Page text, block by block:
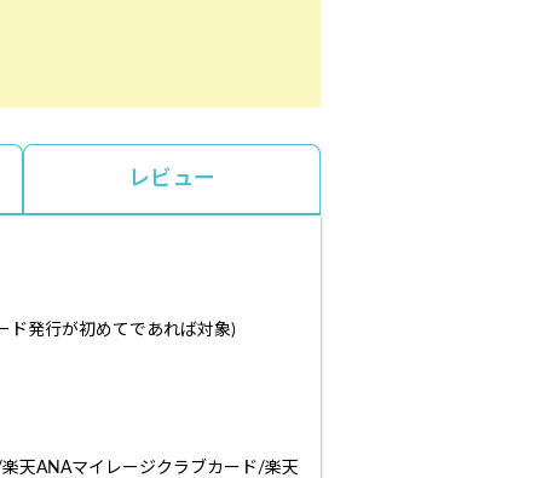
レビュー
ド発行が初めてであれば対象)
天ANAマイレージクラブカード/楽天